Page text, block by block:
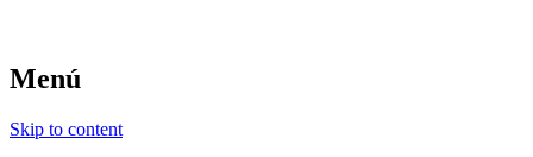
Música en Branco
Menú
Skip to content